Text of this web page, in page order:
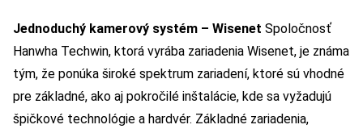
Jednoduchý kamerový systém – Wisenet Spoločnosť
Hanwha Techwin, ktorá vyrába zariadenia Wisenet, je známa
tým, že ponúka široké spektrum zariadení, ktoré sú vhodné
pre základné, ako aj pokročilé inštalácie, kde sa vyžadujú
špičkové technológie a hardvér. Základné zariadenia,